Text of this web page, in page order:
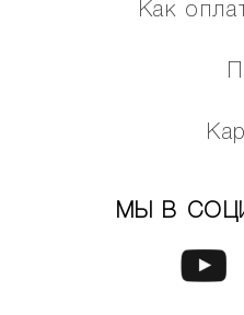
Как
МЫ В